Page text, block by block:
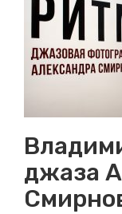
джаза